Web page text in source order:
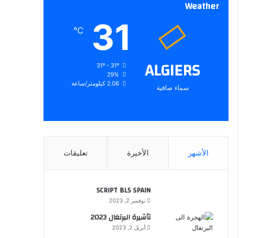
Weather
ALGIERS
سماء صافية
31
℃
29%
2.06 كيلومتر/ساعة
الأشهر الأخيرة تعليقات
SCRIPT BLS SPAIN
نوفمبر 2, 2023
تأشيرة البرتغال 2023
أبريل 2, 2023